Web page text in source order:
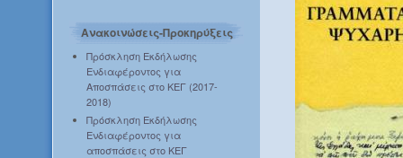
Ανακοινώσεις-Προκηρύξεις
Πρόσκληση Εκδήλωσης
Ενδιαφέροντος για
Αποσπάσεις στο ΚΕΓ (2017-
2018)
Πρόσκληση Εκδήλωσης
Ενδιαφέροντος για
αποσπάσεις στο ΚΕΓ